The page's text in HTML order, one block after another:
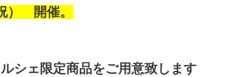
） 開催。
シェ限定商品をご用意致します